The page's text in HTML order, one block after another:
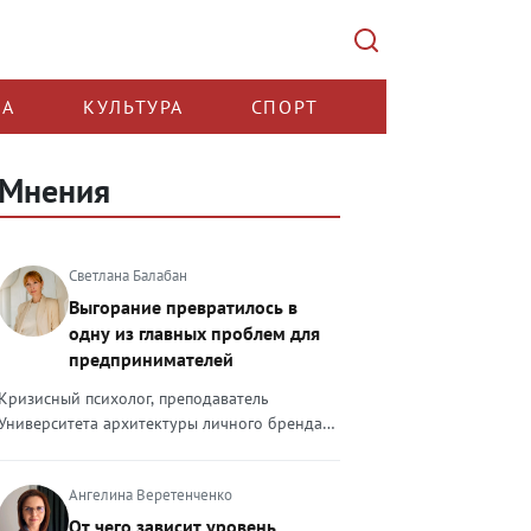
КУЛЬТУРА СПОРТ
Мнения
Светлана Балабан
Выгорание превратилось в
одну из главных проблем для
предпринимателей
Кризисный психолог, преподаватель
архитектуры личного бренда
и способах преодоления Выгорание в 2026
стало самой острой проблемой, однако
Ангелина Веретенченко
От чего зависит уровень